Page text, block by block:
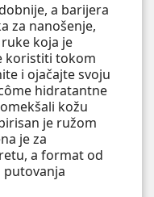
a barijera
za nanošenje,
koja je
koristiti tokom
i ojačajte svoju
hidratantne
kožu
je ružom
je za
a format od
putovanja